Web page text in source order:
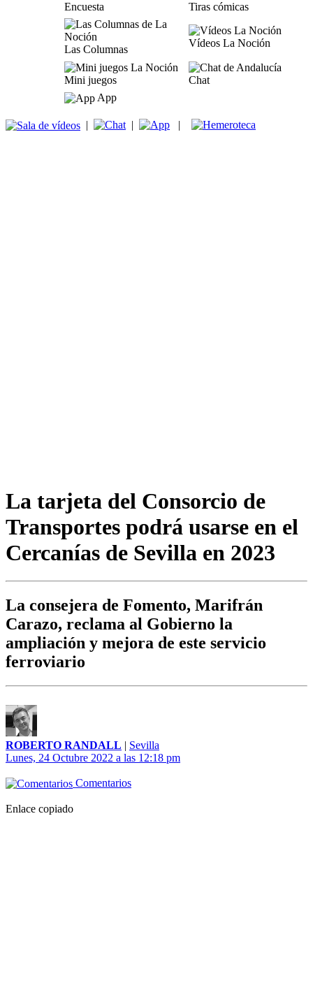
Encuesta Tiras cómicas
Las Columnas
Vídeos La Noción
Mini juegos
Chat
App
| | |
La tarjeta del Consorcio de
Transportes podrá usarse en el
Cercanías de Sevilla en 2023
La consejera de Fomento, Marifrán
Carazo, reclama al Gobierno la
ampliación y mejora de este servicio
ferroviario
ROBERTO RANDALL | Sevilla
Lunes, 24 Octubre 2022 a las 12:18 pm
Comentarios
Enlace copiado